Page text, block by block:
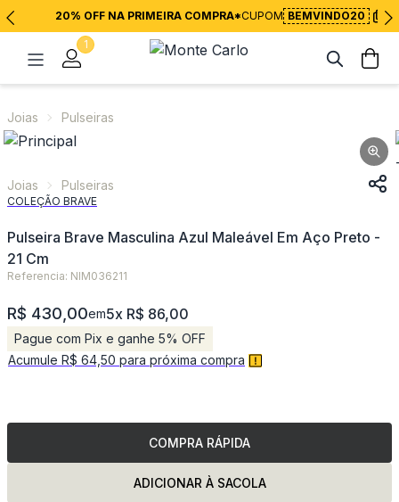
20% OFF NA PRIMEIRA COMPRA*CUPOM BEMVINDO20
1
Joias Pulseiras
Joias Pulseiras
COLEÇÃO BRAVE
Pulseira Brave Masculina Azul Maleável Em Aço Preto -
21 Cm
Referencia: NIM036211
R$ 430,00em5x R$ 86,00
Pague com Pix e ganhe 5% OFF
Acumule R$ 64,50 para próxima compra
COMPRA RÁPIDA
ADICIONAR À SACOLA